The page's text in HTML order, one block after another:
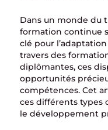
Dans un monde du
formation continue
clé pour
travers des
diplômantes, ces
opportunités
compétences. Cet
ces différents types
le développement